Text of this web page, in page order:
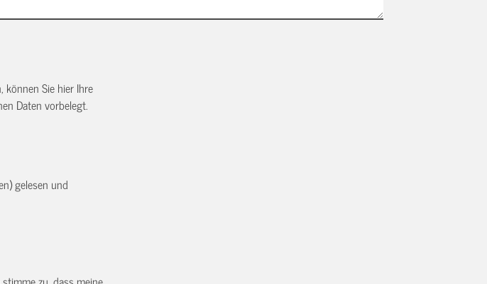
können Sie hier Ihre
Daten vorbelegt.
gelesen und